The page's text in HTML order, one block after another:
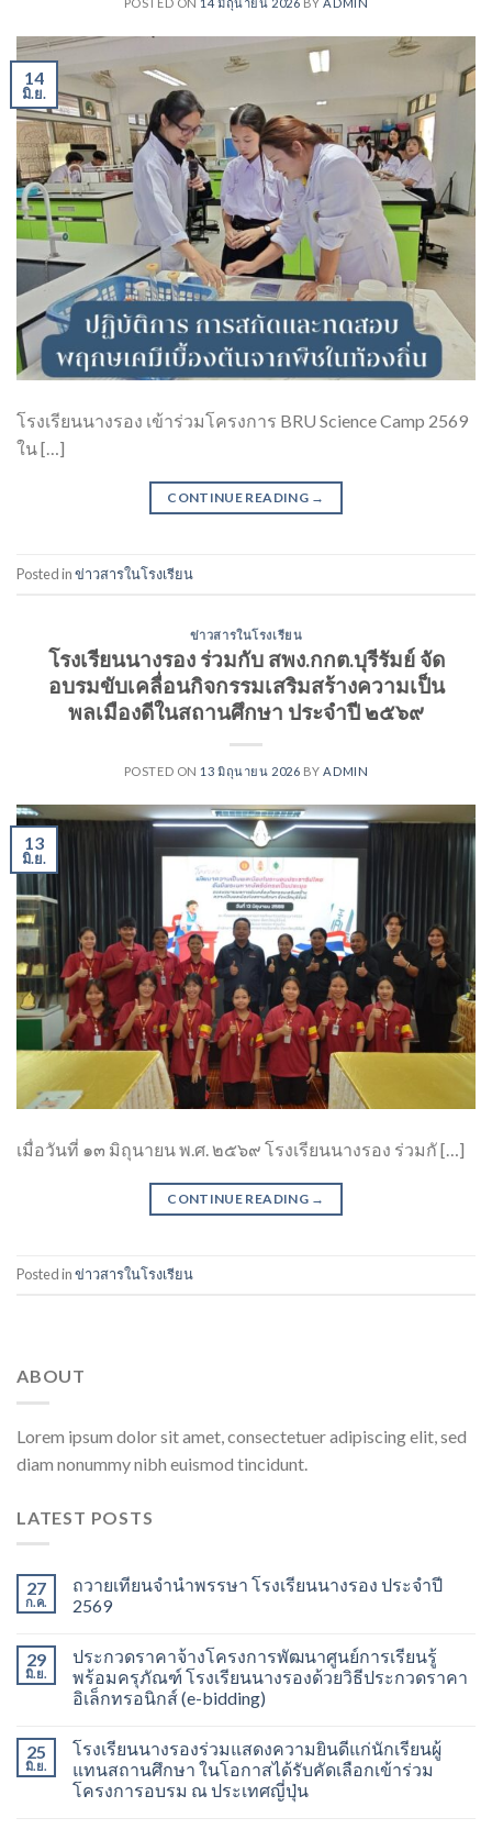
14
มิ.ย.
โรงเรียนนางรอง เข้าร่วมโครงการ BRU Science Camp 2569
ใน […]
CONTINUE READING →
Posted inข่าวสารในโรงเรียน
ข่าวสารในโรงเรียน
โรงเรียนนางรอง ร่วมกับ สพง.กกต.บุรีรัมย์ จัด
อบรมขับเคลื่อนกิจกรรมเสริมสร้างความเป็น
พลเมืองดีในสถานศึกษา ประจำปี ๒๕๖๙
POSTED ON 13 มิถุนายน 2026 BYADMIN
13
มิ.ย.
เมื่อวันที่ ๑๓ มิถุนายน พ.ศ. ๒๕๖๙ โรงเรียนนางรอง ร่วมกั […]
CONTINUE READING →
Posted inข่าวสารในโรงเรียน
ABOUT
Lorem ipsum dolor sit amet, consectetuer adipiscing elit, sed
diam nonummy nibh euismod tincidunt.
LATEST POSTS
27
ก.ค.
ถวายเทียนจำนำพรรษา โรงเรียนนางรอง ประจำปี
2569
29
มิ.ย.
ประกวดราคาจ้างโครงการพัฒนาศูนย์การเรียนรู้
พร้อมครุภัณฑ์ โรงเรียนนางรองด้วยวิธีประกวดราคา
อิเล็กทรอนิกส์ (e-bidding)
25
มิ.ย.
โรงเรียนนางรองร่วมแสดงความยินดีแก่นักเรียนผู้
แทนสถานศึกษา ในโอกาสได้รับคัดเลือกเข้าร่วม
โครงการอบรม ณ ประเทศญี่ปุ่น